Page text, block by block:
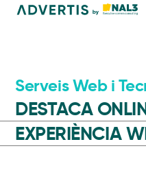
Serveis Web i
DESTACA
EXPERIÈNCIA